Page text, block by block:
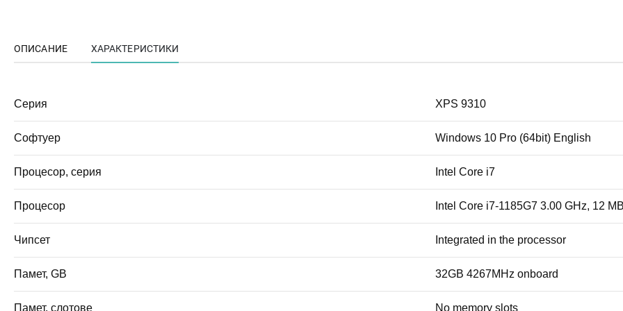
ОПИСАНИЕ ХАРАКТЕРИСТИКИ
Серия XPS 9310
Софтуер Windows 10 Pro (64bit) English
Процесор, серия Intel Core i7
Процесор Intel Core i7-1185G7 3.00 GHz, 12
Чипсет Integrated in the processor
Памет, GB 32GB 4267MHz onboard
Памет, слотове No memory slots